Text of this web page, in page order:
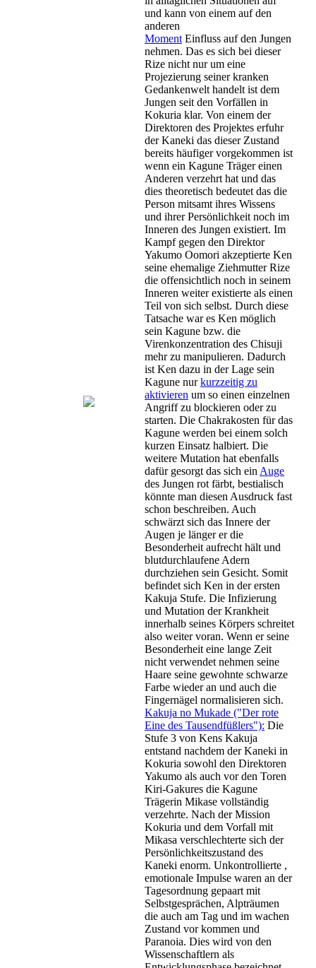
und kann von einem auf den
anderen
MomentEinfluss auf den Jungen
nehmen. Das es sich bei dieser
Rize nicht nur um eine
Projezierung seiner kranken
Gedankenwelt handelt ist dem
Jungen seit den Vorfällen in
Kokuria klar. Von einem der
Direktoren des Projektes erfuhr
der Kaneki das dieser Zustand
bereits häufiger vorgekommen ist
wenn ein Kagune Träger einen
Anderen verzehrt hat und das
dies theoretisch bedeutet das die
Person mitsamt ihres Wissens
und ihrer Persönlichkeit noch im
Inneren des Jungen existiert. Im
Kampf gegen den Direktor
Yakumo Oomori akzeptierte Ken
seine ehemalige Ziehmutter Rize
die offensichtlich noch in seinem
Inneren weiter existierte als einen
Teil von sich selbst. Durch diese
Tatsache war es Ken möglich
sein Kagune bzw. die
Virenkonzentration des Chisuji
mehr zu manipulieren. Dadurch
ist Ken dazu in der Lage sein
Kagune nurkurzzeitig zu
aktivieren um so einen einzelnen
Angriff zu blockieren oder zu
starten. Die Chakrakosten für das
Kagune werden bei einem solch
kurzen Einsatz halbiert. Die
weitere Mutation hat ebenfalls
dafür gesorgt das sich einAuge
des Jungen rot färbt, bestialisch
könnte man diesen Ausdruck fast
schon beschreiben. Auch
schwärzt sich das Innere der
Augen je länger er die
Besonderheit aufrecht hält und
blutdurchlaufene Adern
durchziehen sein Gesicht. Somit
befindet sich Ken in der ersten
Kakuja Stufe. Die Infizierung
und Mutation der Krankheit
innerhalb seines Körpers schreitet
also weiter voran. Wenn er seine
Besonderheit eine lange Zeit
nicht verwendet nehmen seine
Haare seine gewohnte schwarze
Farbe wieder an und auch die
Fingernägel normalisieren sich.
Kakuja no Mukade ("Der rote
Eine des Tausendfüßlers"): Die
Stufe 3 von Kens Kakuja
entstand nachdem der Kaneki in
Kokuria sowohl den Direktoren
Yakumo als auch vor den Toren
Kiri-Gakures die Kagune
Trägerin Mikase vollständig
verzehrte. Nach der Mission
Kokuria und dem Vorfall mit
Mikasa verschlechterte sich der
Persönlichkeitszustand des
Kaneki enorm. Unkontrollierte ,
emotionale Impulse waren an der
Tagesordnung gepaart mit
Selbstgesprächen, Alpträumen
die auch am Tag und im wachen
Zustand vor kommen und
Paranoia. Dies wird von den
Wissenschaftlern als